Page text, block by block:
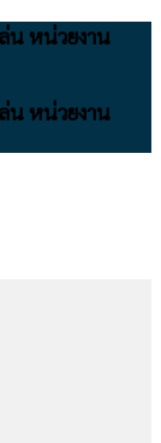
น หน่วยงาน
น หน่วยงาน